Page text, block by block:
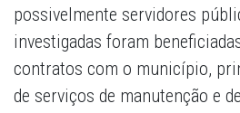
possivelmente servidores
investigadas foram
contratos com o município,
de serviços de manutenção e